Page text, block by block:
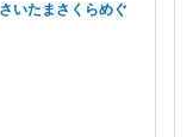
いたまさくらめぐ